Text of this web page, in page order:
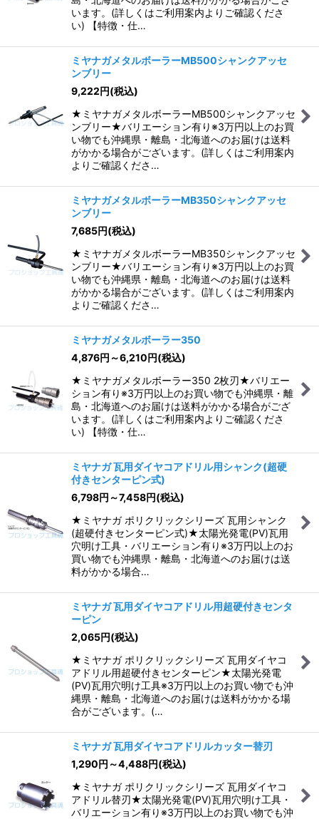
います。(詳しくはご利用案内よりご確認くださ
い) 【特徴・仕…
ミヤナガメタルボーラーMB500シャンクアッセ
ンブリー
9,222円(税込)
★ミヤナガメタルボーラーMB500シャンクアッセ
ンブリー★バリエーション有り※3万円以上のお買
い物でも沖縄県・離島・北海道へのお届けは送料
がかかる場合がございます。(詳しくはご利用案内
よりご確認くださ…
ミヤナガメタルボーラーMB350シャンクアッセ
ンブリー
7,685円(税込)
★ミヤナガメタルボーラーMB350シャンクアッセ
ンブリー★バリエーション有り※3万円以上のお買
い物でも沖縄県・離島・北海道へのお届けは送料
がかかる場合がございます。(詳しくはご利用案内
よりご確認くださ…
ミヤナガメタルボーラー350
4,876円 ～6,210円(税込)
★ミヤナガメタルボーラー350 2枚刃★バリエー
ション有り※3万円以上のお買い物でも沖縄県・離
島・北海道へのお届けは送料がかかる場合がござ
います。(詳しくはご利用案内よりご確認くださ
い) 【特徴・仕…
ミヤナガ 瓦用ダイヤコアドリル用シャンク(超硬
付きセンターピン式)
6,798円 ～7,458円(税込)
★ミヤナガ ポリクリックシリーズ 瓦用シャンク
(超硬付きセンターピン式)★太陽光発電(PV)瓦用
穴明け工具・バリエーション有り※3万円以上のお
買い物でも沖縄県・離島・北海道へのお届けは送
料がかかる場合…
ミヤナガ 瓦用ダイヤコアドリル用超硬付きセンタ
ーピン
2,065円(税込)
★ミヤナガ ポリクリックシリーズ 瓦用ダイヤコ
アドリル用超硬付きセンターピン★太陽光発電
(PV)瓦用穴明け工具※3万円以上のお買い物でも沖
縄県・離島・北海道へのお届けは送料がかかる場
合がございます。(…
ミヤナガ 瓦用ダイヤコアドリルカッター替刃
1,290円 ～4,488円(税込)
★ミヤナガ ポリクリックシリーズ 瓦用ダイヤコ
アドリル替刃★太陽光発電(PV)瓦用穴明け工具・
バリエーション有り※3万円以上のお買い物でも沖